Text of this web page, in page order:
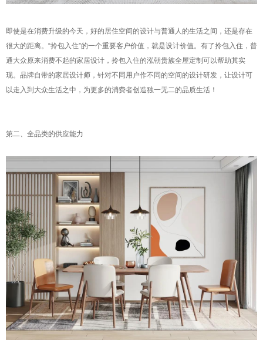
即使是在消费升级的今天，好的居住空间的设计与普通人的生活之间，还是存在
很大的距离。“拎包入住”的一个重要客户价值，就是设计价值。有了拎包入住，普
通大众原来消费不起的家居设计，拎包入住的泓朝贵族全屋定制可以帮助其实
现。品牌自带的家居设计师，针对不同用户作不同的空间的设计研发，让设计可
以走入到大众生活之中，为更多的消费者创造独一无二的品质生活！
第二、全品类的供应能力